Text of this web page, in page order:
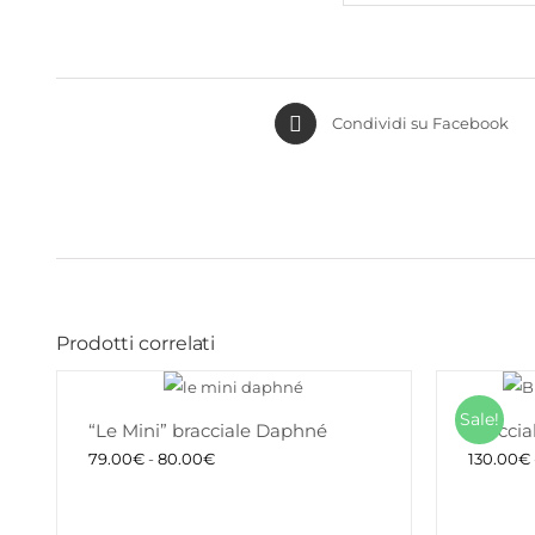
Condividi su Facebook
Prodotti correlati
“Le Mini” bracciale Daphné
79.00€-80.00€Fascia
Sale!
130.00€